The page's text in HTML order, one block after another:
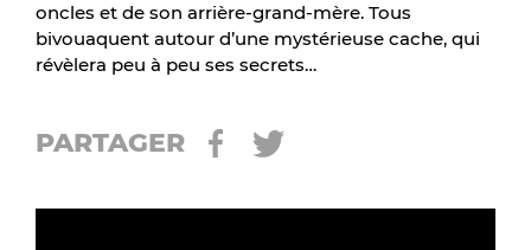
oncles et de son arrière-grand-mère. Tous
bivouaquent autour d’une mystérieuse cache, qui
révèlera peu à peu ses secrets…
PARTAGER